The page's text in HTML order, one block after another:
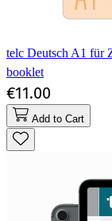
telc Deutsch A1 für
booklet
€11.00
Add to Cart